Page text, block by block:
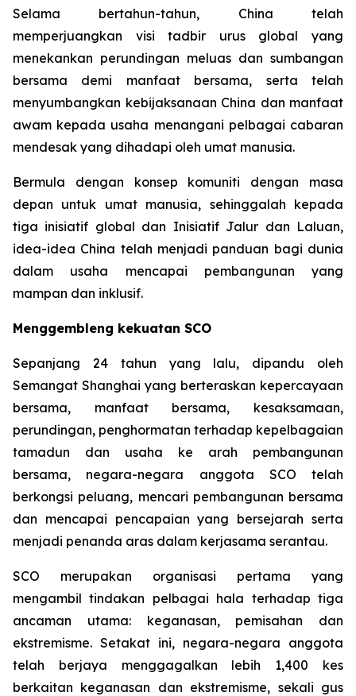
Selama bertahun-tahun, China telah
memperjuangkan visi tadbir urus global yang
menekankan perundingan meluas dan sumbangan
bersama demi manfaat bersama, serta telah
menyumbangkan kebijaksanaan China dan manfaat
awam kepada usaha menangani pelbagai cabaran
mendesak yang dihadapi oleh umat manusia.
Bermula dengan konsep komuniti dengan masa
depan untuk umat manusia, sehinggalah kepada
tiga inisiatif global dan Inisiatif Jalur dan Laluan,
idea-idea China telah menjadi panduan bagi dunia
dalam usaha mencapai pembangunan yang
mampan dan inklusif.
Menggembleng kekuatan SCO
Sepanjang 24 tahun yang lalu, dipandu oleh
Semangat Shanghai yang berteraskan kepercayaan
bersama, manfaat bersama, kesaksamaan,
perundingan, penghormatan terhadap kepelbagaian
tamadun dan usaha ke arah pembangunan
bersama, negara-negara anggota SCO telah
berkongsi peluang, mencari pembangunan bersama
dan mencapai pencapaian yang bersejarah serta
menjadi penanda aras dalam kerjasama serantau.
SCO merupakan organisasi pertama yang
mengambil tindakan pelbagai hala terhadap tiga
ancaman utama: keganasan, pemisahan dan
ekstremisme. Setakat ini, negara-negara anggota
telah berjaya menggagalkan lebih 1,400 kes
berkaitan keganasan dan ekstremisme, sekali gus